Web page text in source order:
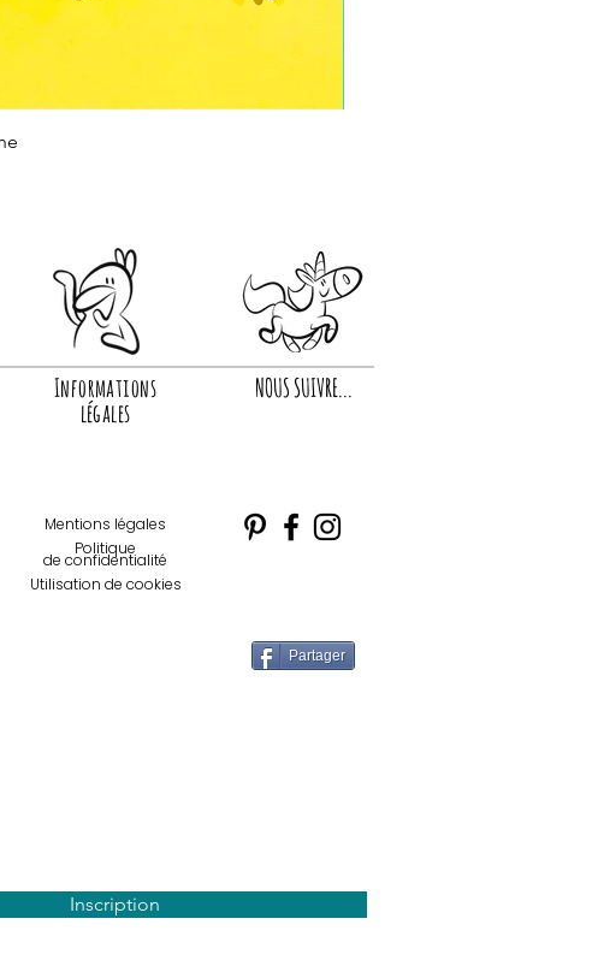
Informations
légales
NOUS SUIVRE...
Mentions légales
Politique
de confidentialité
Utilisation de cookies
Partager
Inscription